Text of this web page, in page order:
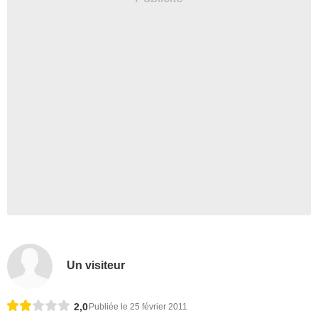
Un visiteur
2,0 Publiée le 25 février 2011